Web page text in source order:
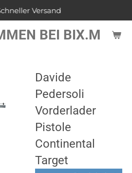
BEI BIX.M
Versand
Davide
Pedersoli
Vorderlader
Pistole
Continental
Target